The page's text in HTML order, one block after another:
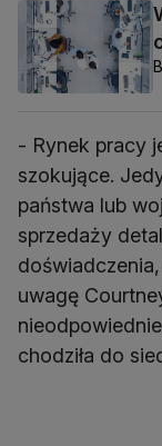
- Rynek pracy
szokujące.
państwa lub
sprzedaży
uwagę
chodziła do